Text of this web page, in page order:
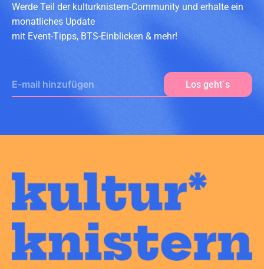
Werde Teil der kulturknistern-Community und erhalte ein
monatliches Update
mit Event-Tipps, BTS-Einblicken & mehr!
E-Mail
Los geht´s